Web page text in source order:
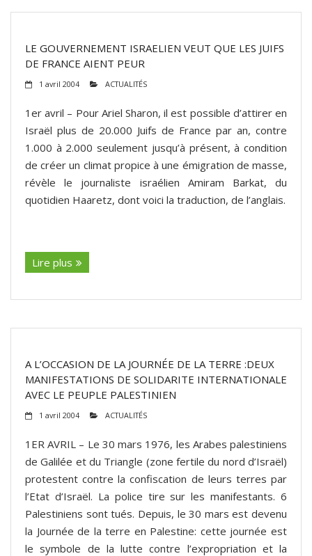
LE GOUVERNEMENT ISRAELIEN VEUT QUE LES JUIFS
DE FRANCE AIENT PEUR
1 avril 2004 ACTUALITÉS
1er avril – Pour Ariel Sharon, il est possible d’attirer en
Israël plus de 20.000 Juifs de France par an, contre
1.000 à 2.000 seulement jusqu’à présent, à condition
de créer un climat propice à une émigration de masse,
révèle le journaliste israélien Amiram Barkat, du
quotidien Haaretz, dont voici la traduction, de l’anglais.
Lire plus
A L’OCCASION DE LA JOURNÉE DE LA TERRE :DEUX
MANIFESTATIONS DE SOLIDARITE INTERNATIONALE
AVEC LE PEUPLE PALESTINIEN
1 avril 2004 ACTUALITÉS
1ER AVRIL – Le 30 mars 1976, les Arabes palestiniens
de Galilée et du Triangle (zone fertile du nord d’Israël)
protestent contre la confiscation de leurs terres par
l’Etat d’Israël. La police tire sur les manifestants. 6
Palestiniens sont tués. Depuis, le 30 mars est devenu
la Journée de la terre en Palestine: cette journée est
le symbole de la lutte contre l’expropriation et la